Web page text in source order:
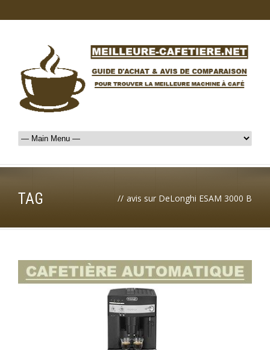
TAG // avis sur DeLonghi ESAM 3000 B